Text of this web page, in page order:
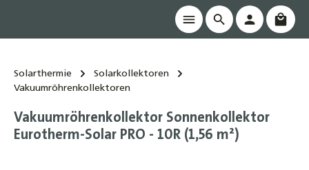
Solarthermie
Solarkollektoren
Vakuumröhrenkollektoren
Vakuumröhrenkollektor Sonnenkollektor
Eurotherm-Solar PRO - 10R (1,56 m²)